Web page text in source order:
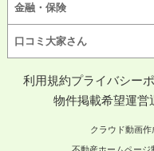
金融・保険
口コミ大家さん
利用規約プライバシー
物件掲載希望運営
クラウド動画作